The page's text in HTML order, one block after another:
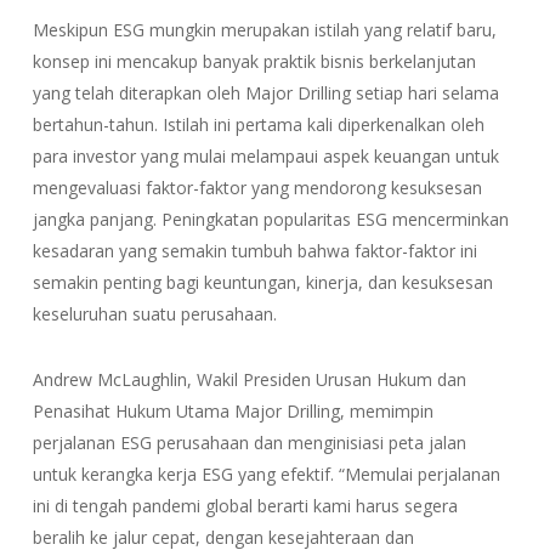
Meskipun ESG mungkin merupakan istilah yang relatif baru,
konsep ini mencakup banyak praktik bisnis berkelanjutan
yang telah diterapkan oleh Major Drilling setiap hari selama
bertahun-tahun. Istilah ini pertama kali diperkenalkan oleh
para investor yang mulai melampaui aspek keuangan untuk
mengevaluasi faktor-faktor yang mendorong kesuksesan
jangka panjang. Peningkatan popularitas ESG mencerminkan
kesadaran yang semakin tumbuh bahwa faktor-faktor ini
semakin penting bagi keuntungan, kinerja, dan kesuksesan
keseluruhan suatu perusahaan.
Andrew McLaughlin, Wakil Presiden Urusan Hukum dan
Penasihat Hukum Utama Major Drilling, memimpin
perjalanan ESG perusahaan dan menginisiasi peta jalan
untuk kerangka kerja ESG yang efektif. “Memulai perjalanan
ini di tengah pandemi global berarti kami harus segera
beralih ke jalur cepat, dengan kesejahteraan dan